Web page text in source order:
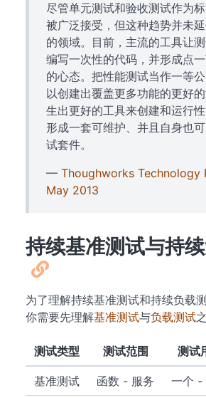
尽管单元测试和验收测试作为
被广泛接受，但这种趋势并未
的领域。目前，主流的工具让
编写一次性的代码，并形成点
的心态。把性能测试当作一等
以创建出覆盖更多功能的更好
生出更好的工具来创建和运行
形成一套可维护、并且自身也
试套件。
— Thoughworks Technology
May 2013
持续基准测试与持
为了理解持续基准测试和持续负载
你需要先理解基准测试与负载测试
测试类型 测试范围 测试
基准测试 函数 - 服务 一个 -